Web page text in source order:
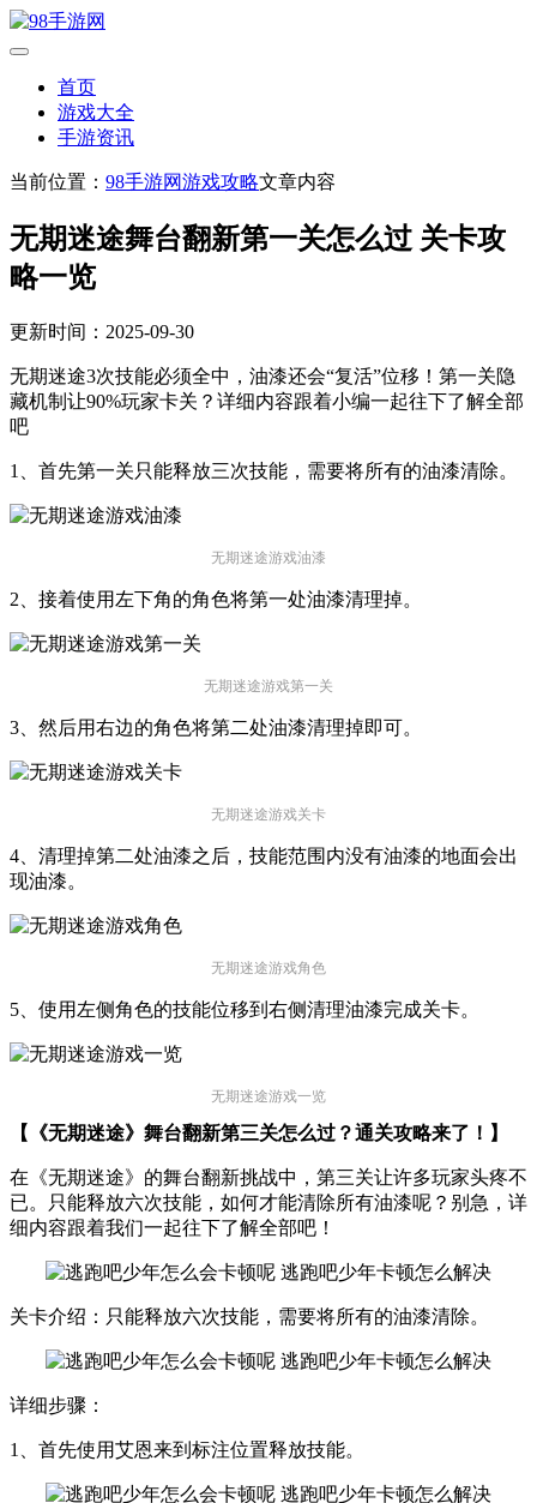
首页
游戏大全
手游资讯
当前位置： 98手游网游戏攻略文章内容
无期迷途舞台翻新第一关怎么过 关卡攻
略一览
更新时间：2025-09-30
无期迷途3次技能必须全中，油漆还会“复活”位移！第一关隐
藏机制让90%玩家卡关？详细内容跟着小编一起往下了解全部
吧
1、首先第一关只能释放三次技能，需要将所有的油漆清除。
无期迷途游戏油漆
2、接着使用左下角的角色将第一处油漆清理掉。
无期迷途游戏第一关
3、然后用右边的角色将第二处油漆清理掉即可。
无期迷途游戏关卡
4、清理掉第二处油漆之后，技能范围内没有油漆的地面会出
现油漆。
无期迷途游戏角色
5、使用左侧角色的技能位移到右侧清理油漆完成关卡。
无期迷途游戏一览
【《无期迷途》舞台翻新第三关怎么过？通关攻略来了！】
在《无期迷途》的舞台翻新挑战中，第三关让许多玩家头疼不
已。只能释放六次技能，如何才能清除所有油漆呢？别急，详
细内容跟着我们一起往下了解全部吧！
关卡介绍：只能释放六次技能，需要将所有的油漆清除。
详细步骤：
1、首先使用艾恩来到标注位置释放技能。